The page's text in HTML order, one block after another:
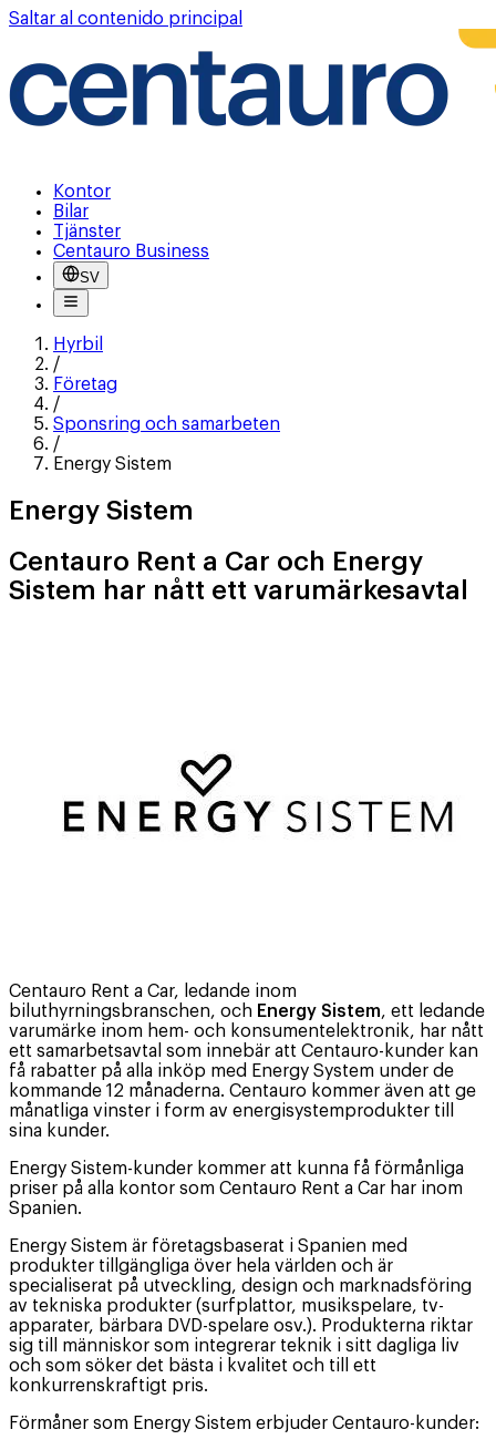
Saltar al contenido principal
Kontor
Bilar
Tjänster
Centauro Business
SV
Hyrbil
/
Företag
/
Sponsring och samarbeten
/
Energy Sistem
Energy Sistem
Centauro Rent a Car och Energy
Sistem har nått ett varumärkesavtal
Centauro Rent a Car, ledande inom
biluthyrningsbranschen, och Energy Sistem, ett ledande
varumärke inom hem- och konsumentelektronik, har nått
ett samarbetsavtal som innebär att Centauro-kunder kan
få rabatter på alla inköp med Energy System under de
kommande 12 månaderna. Centauro kommer även att ge
månatliga vinster i form av energisystemprodukter till
sina kunder.
Energy Sistem-kunder kommer att kunna få förmånliga
priser på alla kontor som Centauro Rent a Car har inom
Spanien.
Energy Sistem är företagsbaserat i Spanien med
produkter tillgängliga över hela världen och är
specialiserat på utveckling, design och marknadsföring
av tekniska produkter (surfplattor, musikspelare, tv-
apparater, bärbara DVD-spelare osv.). Produkterna riktar
sig till människor som integrerar teknik i sitt dagliga liv
och som söker det bästa i kvalitet och till ett
konkurrenskraftigt pris.
Förmåner som Energy Sistem erbjuder Centauro-kunder: